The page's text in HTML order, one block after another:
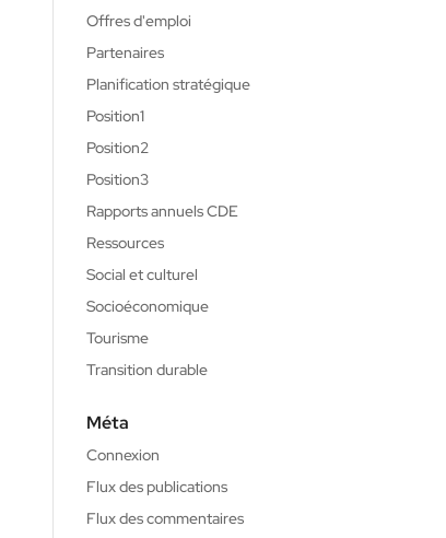
Offres d'emploi
Partenaires
Planification stratégique
Position1
Position2
Position3
Rapports annuels CDE
Ressources
Social et culturel
Socioéconomique
Tourisme
Transition durable
Méta
Connexion
Flux des publications
Flux des commentaires